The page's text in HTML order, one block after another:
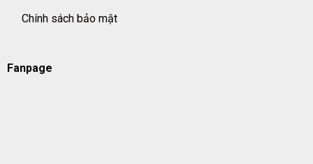
Chính sách bảo mật
Fanpage